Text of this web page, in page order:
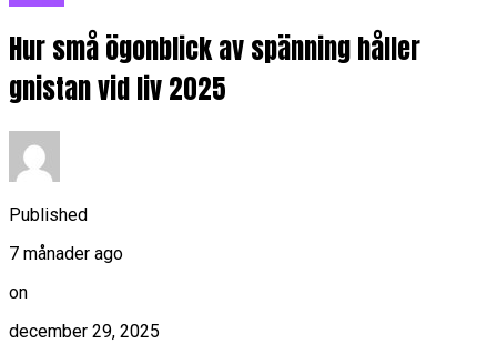
Hur små ögonblick av spänning håller
gnistan vid liv 2025
Published
7 månader ago
on
december 29, 2025